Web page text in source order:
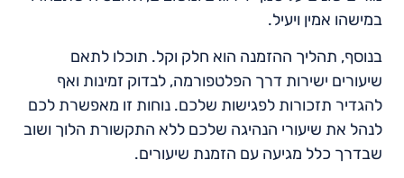
במישהו אמין ויעיל.
בנוסף, תהליך ההזמנה הוא חלק וקל. תוכלו לתאם
שיעורים ישירות דרך הפלטפורמה, לבדוק זמינות ואף
להגדיר תזכורות לפגישות שלכם. נוחות זו מאפשרת לכם
לנהל את שיעורי הנהיגה שלכם ללא התקשורת הלוך ושוב
שבדרך כלל מגיעה עם הזמנת שיעורים.